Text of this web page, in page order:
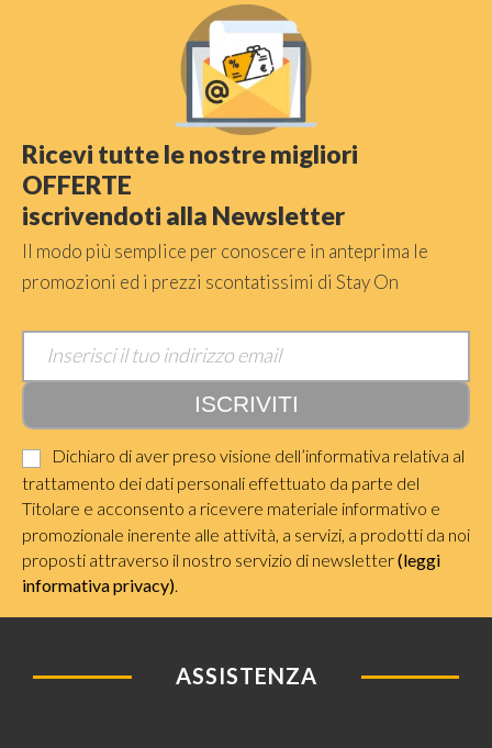
Ricevi tutte le nostre migliori
OFFERTE
iscrivendoti alla Newsletter
Il modo più semplice per conoscere in anteprima le
promozioni ed i prezzi scontatissimi di Stay On
Dichiaro di aver preso visione dell’informativa relativa al
trattamento dei dati personali effettuato da parte del
Titolare e acconsento a ricevere materiale informativo e
promozionale inerente alle attività, a servizi, a prodotti da noi
proposti attraverso il nostro servizio di newsletter(leggi
informativa privacy).
ASSISTENZA